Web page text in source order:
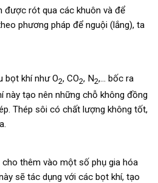
được rót qua các khuôn và để
phương pháp để nguội (lắng), ta
bọt khí như O2, CO2, N2,… bốc ra
này tạo nên những chỗ không đồng
Thép sôi có chất lượng không tốt,
thêm vào một số phụ gia hóa
sẽ tác dụng với các bọt khí, tạo